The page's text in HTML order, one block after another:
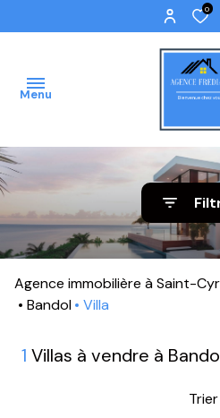
0
Menu
ACCUEIL
VENTES
IMMOBILIER
PROFFESSIONNEL
NEUF
Agence immobilière à Saint-
Bandol
Villa
1 Villas à vendre à